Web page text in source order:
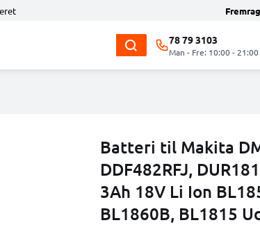
78 79 3103
Man - Fre: 10:00 - 21:00
Batteri til Makita
DDF482RFJ,
3Ah 18V Li Ion
BL1860B, BL1815